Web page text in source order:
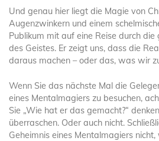
Und genau hier liegt die Magie von
Augenzwinkern und einem
Publikum mit auf eine Reise durch
des Geistes. Er zeigt uns, dass die
daraus machen – oder das, was wir
Wenn Sie das nächste Mal die
eines Mentalmagiers zu besuchen,
Sie „Wie hat er das gemacht?“
überraschen. Oder auch nicht.
Geheimnis eines Mentalmagiers